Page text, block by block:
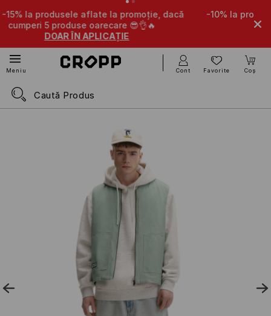
-10% la produsele aflate la promoție, la
a oricare 4 produse 🤩
dacă
Meniu Cont Favorite Coș